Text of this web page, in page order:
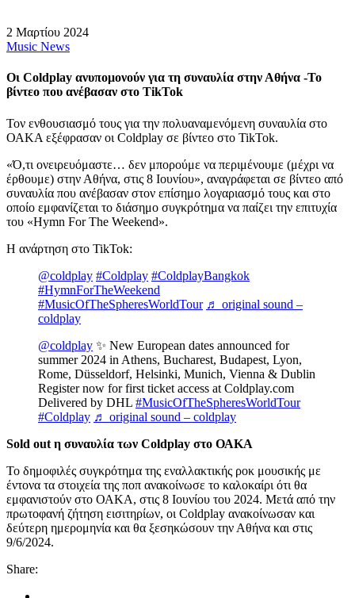
2 Μαρτίου 2024
Music News
Οι Coldplay ανυπομονούν για τη συναυλία στην Αθήνα -Το
βίντεο που ανέβασαν στο TikTok
Τον ενθουσιασμό τους για την πολυαναμενόμενη συναυλία στο
ΟΑΚΑ εξέφρασαν οι Coldplay σε βίντεο στο TikTok.
«Ό,τι ονειρευόμαστε… δεν μπορούμε να περιμένουμε (μέχρι να
έρθουμε) στην Αθήνα, στις 8 Ιουνίου», αναγράφεται σε βίντεο από
συναυλία που ανέβασαν στον επίσημο λογαριασμό τους και στο
οποίο εμφανίζεται το διάσημο συγκρότημα να παίζει την επιτυχία
του «Hymn For The Weekend».
Η ανάρτηση στο TikTok:
@coldplay #Coldplay #ColdplayBangkok
#HymnForTheWeekend
#MusicOfTheSpheresWorldTour ♬ original sound –
coldplay
@coldplay ✨ New European dates announced for
summer 2024 in Athens, Bucharest, Budapest, Lyon,
Rome, Düsseldorf, Helsinki, Munich, Vienna & Dublin
Register now for first ticket access at Coldplay.com
Delivered by DHL #MusicOfTheSpheresWorldTour
#Coldplay ♬ original sound – coldplay
Sold out η συναυλία των Coldplay στο ΟΑΚΑ
Το δημοφιλές συγκρότημα της εναλλακτικής ροκ μουσικής με
έντονα τα στοιχεία της ποπ ανακοίνωσε το καλοκαίρι ότι θα
εμφανιστούν στο ΟΑΚΑ, στις 8 Ιουνίου του 2024. Μετά από την
πρωτοφανή ζήτηση εισιτηρίων, οι Coldplay ανακοίνωσαν και
δεύτερη ημερομηνία και θα ξεσηκώσουν την Αθήνα και στις
9/6/2024.
Share: